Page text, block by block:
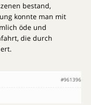
bestand,
konnte man mit
öde und
die durch
#961396